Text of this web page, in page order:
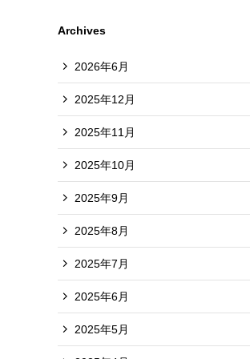
Archives
2026年6月
2025年12月
2025年11月
2025年10月
2025年9月
2025年8月
2025年7月
2025年6月
2025年5月